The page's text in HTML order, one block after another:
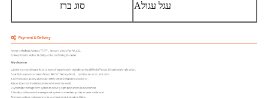
סוג ברז Aעגל עגול